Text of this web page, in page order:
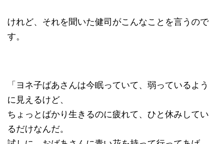
けれど、それを聞いた健司がこんなことを言うので
す。
「ヨネ子ばあさんは今眠っていて、弱っているよう
に見えるけど、
ちょっとばかり生きるのに疲れて、ひと休みしてい
るだけなんだ。